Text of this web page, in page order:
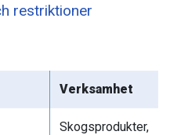
restriktioner
Verksamhet
Skogsprodukter,